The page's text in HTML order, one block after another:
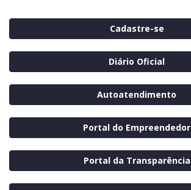
Cadastre-se
Diário Oficial
Autoatendimento
Portal do Empreendedor
Portal da Transparência